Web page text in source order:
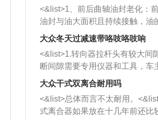
西取出来。但如果是因为积碳过
的堵塞，就需要将三元催化器泡
洗剂对堵塞的情况得到解决，将
放在燃油箱中，与燃油混合后，
动时，就可以和汽油一起进入到
室，最后形成废气排出，就可以
催化器得到清洗，排气管堵塞的
能够得到解决。
一圈半的练习，往右同样也要打
圈数。 <&list>3、最后强调要反
习，这样就可以形成肌肉记忆，
驾驶车辆时，不需要记忆也能打
向。
<&list>1、前后曲轴油封老化：
油封与油大面积且持续接触，油
和发动机内持续温度变化使其密
逐渐减弱，导致渗油或漏油。
活塞间隙过大：积碳会使活塞环
的间隙扩大，导致机油流入燃烧
造成烧机油。<&list>3、机油粘度
机油粘度过小的话，同样会有烧
象，机油粘度过小具有很好的流
大众冬天过减速带咯吱咯吱响
<&list>1.转向器拉杆头有较大间
断间隙需要专用仪器和工具，车
无法制作，需要将车辆送到修理
店；<&list>2.车辆半轴套管防尘
裂，破裂后会出现漏油现象，使
损严重，磨损的半轴容易损坏，
大众干式双离合耐用吗
<&list>总体而言不太耐用。
式离合器如果放在十几年前还比